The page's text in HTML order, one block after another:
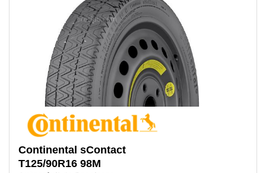
Continental sContact
T125/90R16 98M